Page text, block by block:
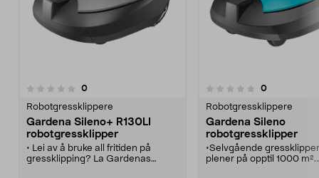
0anmeldelser
Robotgressklippere
Gardena Sileno+ R130LI
robotgressklipper
• Lei av å bruke all fritiden på
gressklipping? La Gardenas
0.0 av 5 stjerner 0anmeldelser
Robotgressklippere
Gardena Sileno
robotgressklipper
•Selvgående
plener på opptil 1000 m².
0.0 av 5 stjerner